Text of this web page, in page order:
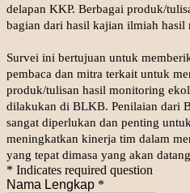
delapan KKP. Berbagai produk/
bagian dari hasil kajian ilmiah hasil
Survei ini bertujuan untuk
pembaca dan mitra terkait untuk
produk/tulisan hasil monitoring
dilakukan di BLKB. Penilaian dari
sangat diperlukan dan penting
meningkatkan kinerja tim dalam
yang tepat dimasa yang akan
* Indicates required question
Nama Lengkap *